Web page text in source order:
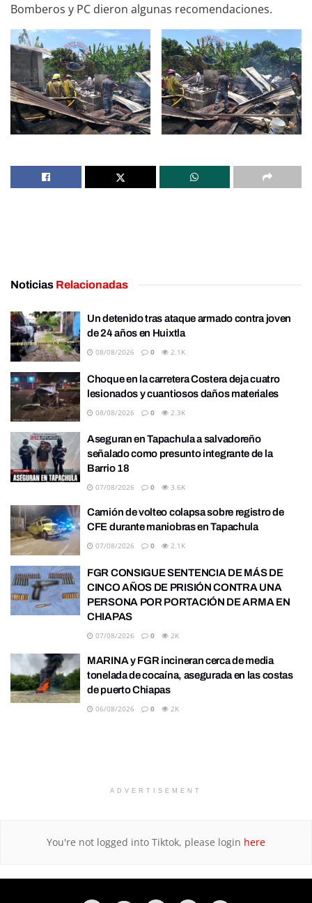
Bomberos y PC dieron algunas recomendaciones.
Noticias Relacionadas
Un detenido tras ataque armado contra joven
de 24 años en Huixtla
08/08/2026 0 2.1K
Choque en la carretera Costera deja cuatro
lesionados y cuantiosos daños materiales
08/08/2026 0 2.3K
Aseguran en Tapachula a salvadoreño
señalado como presunto integrante de la
Barrio 18
07/08/2026 0 3.6K
Camión de volteo colapsa sobre registro de
CFE durante maniobras en Tapachula
07/08/2026 0 2.1K
FGR CONSIGUE SENTENCIA DE MÁS DE
CINCO AÑOS DE PRISIÓN CONTRA UNA
PERSONA POR PORTACIÓN DE ARMA EN
CHIAPAS
07/08/2026 0 2K
MARINA y FGR incineran cerca de media
tonelada de cocaína, asegurada en las costas
de puerto Chiapas
06/08/2026 0 2K
ADVERTISEMENT
You're not logged into Tiktok, please login here